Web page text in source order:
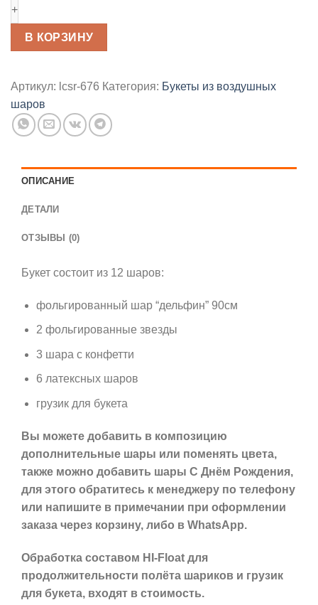
В КОРЗИНУ
Артикул: lcsr-676 Категория: Букеты из воздушных
шаров
ОПИСАНИЕ
ДЕТАЛИ
ОТЗЫВЫ (0)
Букет состоит из 12 шаров:
фольгированный шар “дельфин” 90см
2 фольгированные звезды
3 шара с конфетти
6 латексных шаров
грузик для букета
Вы можете добавить в композицию
дополнительные шары или поменять цвета,
также можно добавить шары С Днём Рождения,
для этого обратитесь к менеджеру по телефону
или напишите в примечании при оформлении
заказа через корзину, либо в WhatsApp.
Обработка составом HI-Float для
продолжительности полёта шариков и грузик
для букета, входят в стоимость.